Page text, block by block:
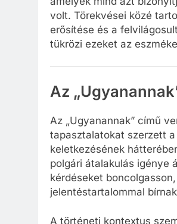
volt. Törekvései közé
erősítése és a
tükrözi ezeket az
Az
Az „Ugyanannak” című
tapasztalatokat szerzett
keletkezésének
polgári átalakulás igénye
kérdéseket
jelentéstartalommal
A történeti kontextus